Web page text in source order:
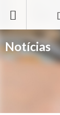
Notícias